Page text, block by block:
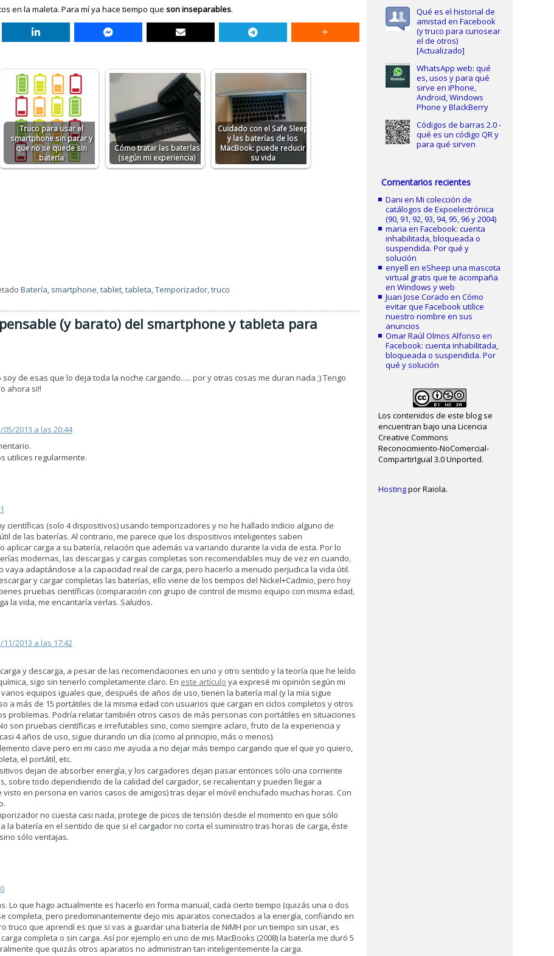
en la maleta. Para mí ya hace tiempo queson inseparables.
Truco para usar el
smartphone sin parar y
que no se quede sin
batería
Cómo tratar las baterías
(según mi experiencia)
Cuidado con el Safe Sleep
y las baterías de los
MacBook: puede reducir
su vida
Batería, smartphone,tablet,tableta,Temporizador,truco
(y barato) del smartphone y tableta para
de esas que lo deja toda la noche cargando….. por y otras cosas me duran nada ;) Tengo
ahora si!!
05/2013 a las 20:44
utilices regularmente.
científicas (solo 4 dispositivos) usando temporizadores y no he hallado indicio alguno de
de las baterías. Al contrario, me parece que los dispositivos inteligentes saben
aplicar carga a su batería, relación que además va variando durante la vida de esta. Por lo
modernas, las descargas y cargas completas son recomendables muy de vez en cuando,
adaptándose a la capacidad real de carga, pero hacerlo a menudo perjudica la vida útil.
y cargar completas las baterías, ello viene de los tiempos del Nickel+Cadmio, pero hoy
pruebas científicas (comparación con grupo de control de mismo equipo con misma edad,
la vida, me encantaría verlas. Saludos.
11/2013 a las 17:42
y descarga, a pesar de las recomendaciones en uno y otro sentido y la teoría que he leído
sigo sin tenerlo completamente claro. En este artículo ya expresé mi opinión según mi
equipos iguales que, después de años de uso, tienen la batería mal (y la mía sigue
a más de 15 portátiles de la misma edad con usuarios que cargan en ciclos completos y otros
problemas. Podría relatar también otros casos de más personas con portátiles en situaciones
son pruebas científicas e irrefutables sino, como siempre aclaro, fruto de la experiencia y
4 años de uso, sigue durando un día (como al principio, más o menos).
clave pero en mi caso me ayuda a no dejar más tiempo cargando que el que yo quiero,
el portátil, etc.
dejan de absorber energía, y los cargadores dejan pasar entonces sólo una corriente
sobre todo dependiendo de la calidad del cargador, se recalientan y pueden llegar a
en persona en varios casos de amigos) tras dejar el móvil enchufado muchas horas. Con
no cuesta casi nada, protege de picos de tensión desde el momento en que sólo
la batería en el sentido de que si el cargador no corta el suministro tras horas de carga, éste
sólo ventajas.
Lo que hago actualmente es hacerlo en forma manual, cada cierto tiempo (quizás una o dos
completa, pero predominantemente dejo mis aparatos conectados a la energía, confiando en
truco que aprendí es que si vas a guardar una batería de NiMH por un tiempo sin usar, es
completa o sin carga. Así por ejemplo en uno de mis MacBooks (2008) la batería me duró 5
que quizás otros aparatos no administran tan inteligentemente la carga.
Qué es el historial de
amistad en Facebook
(y truco para curiosear
el de otros)
[Actualizado]
WhatsApp web: qué
es, usos y para qué
sirve en iPhone,
Android, Windows
Phone y BlackBerry
Códigos de barras 2.0 -
qué es un código QR y
para qué sirven
Comentarios recientes
Dani enMi colección de
catálogos de Expoelectrónica
(90, 91, 92, 93, 94, 95, 96 y 2004)
maria enFacebook: cuenta
inhabilitada, bloqueada o
suspendida. Por qué y
solución
enyell eneSheep una mascota
virtual gratis que te acompaña
en Windows y web
Juan Jose Corado enCómo
evitar que Facebook utilice
nuestro nombre en sus
anuncios
Omar Raúl Olmos Alfonso en
Facebook: cuenta inhabilitada,
bloqueada o suspendida. Por
qué y solución
Los contenidos de este blog se
encuentran bajo una Licencia
Creative Commons
Reconocimiento-NoComercial-
CompartirIgual 3.0 Unported.
Hostingpor Raiola.